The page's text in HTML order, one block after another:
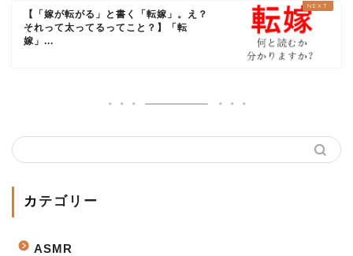
【「嫁が転がる」と書く「転嫁」。え？
それって太ってるってこと？】「転
嫁」...
カテゴリー
ASMR